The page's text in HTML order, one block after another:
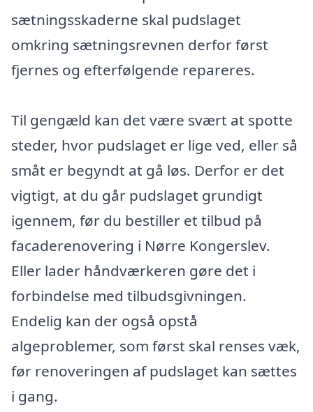
sætningsskaderne skal pudslaget
omkring sætningsrevnen derfor først
fjernes og efterfølgende repareres.
Til gengæld kan det være svært at spotte
steder, hvor pudslaget er lige ved, eller så
småt er begyndt at gå løs. Derfor er det
vigtigt, at du går pudslaget grundigt
igennem, før du bestiller et tilbud på
facaderenovering i Nørre Kongerslev.
Eller lader håndværkeren gøre det i
forbindelse med tilbudsgivningen.
Endelig kan der også opstå
algeproblemer, som først skal renses væk,
før renoveringen af pudslaget kan sættes
i gang.